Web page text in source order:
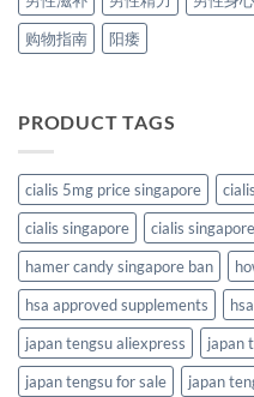
购物指南
阳痿
PRODUCT TAGS
cialis 5mg price singapore
cialis singapore
cialis
hamer candy singapore ban
hsa approved supplements
japan tengsu aliexpress
japan
japan tengsu for sale
japan